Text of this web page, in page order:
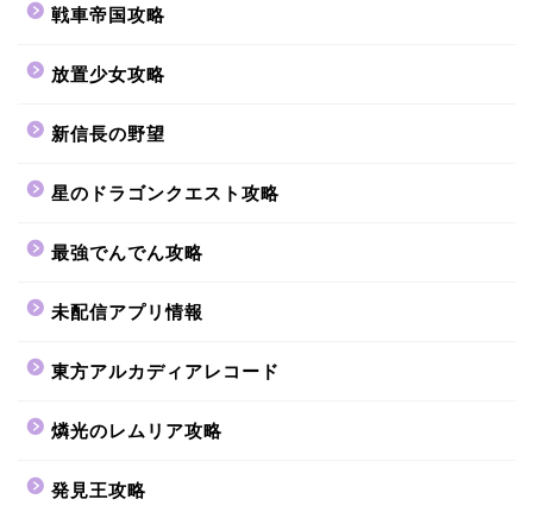
戦車帝国攻略
放置少女攻略
新信長の野望
星のドラゴンクエスト攻略
最強でんでん攻略
未配信アプリ情報
東方アルカディアレコード
燐光のレムリア攻略
発見王攻略